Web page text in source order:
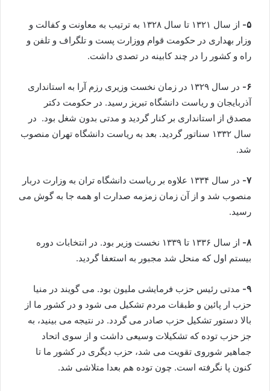
۵-
از سال ۱۳۲۱ تا سال ۱۳۲۸ به ترتیب به معاونت و کفالت و
وزار بهداری در حکومت قوام ووزارت پست و تلگراف و تلفن و
راه و کشور را در چند کابینه در تصدی داشت.
۶-
در سال ۱۳۲۹ در زمان نخست وزیری رزم آرا به استانداری
آذربایجان و ریاست دانشگاه تبریز رسید. در حکومت دکتر
مصدق از استانداری بر کنار گردید و مدتی بدون شغل بود. در
سال ۱۳۳۲ سناتور گردید. بعد به ریاست دانشگاه تهران منصوب
شد.
۷-
در سال ۱۳۳۴ علاوه بر ریاست دانشگاه تران به وزارت دربار
منصوب شد و از آن زمان زمزمه صدارت او همه جا به گوش می
رسید.
۸-
از سال ۱۳۳۶ تا ۱۳۳۹ نخست وزیر بود. در انتخابات دوره
بیستم اول که منحل شد مجبور به استعفا گردید.
۹-
مدتی رئیس حزب فرمایشی ملیون بود. می گویند در منیا
حزب ار پائین و طبقات مردم تشکیل می شود و در کشور ما از
بالا دستور تشکیل حزب صادر می گردد. در نتیجه می بینید، به
جز حزب توده که تشکیلات وسیعی داشت و از سوی اتحاد
جماهیر شوروی تقویت می شد، حزب دیگری در کشور ما تا
کنون پا نگرفته است. چون توده هم بعدا متلاشی شد.